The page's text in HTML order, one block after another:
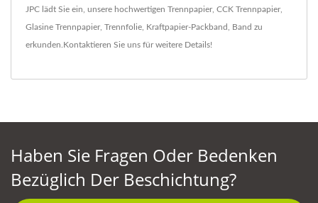
JPC lädt Sie ein, unsere hochwertigen Trennpapier, CCK Trennpapier,
Glasine Trennpapier, Trennfolie Kraftpapier-Packband Band zu
erkunden. Kontaktieren Sie uns für weitere Details!
Haben Sie Fragen Oder Bedenken
Bezüglich Der Beschichtung?